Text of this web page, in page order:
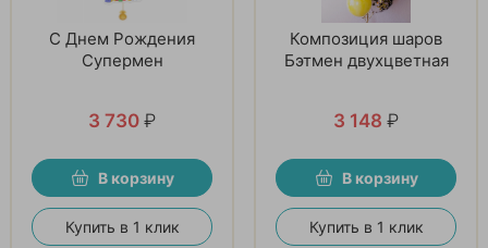
С Днем Рождения
Супермен
3 730 ₽
В корзину
Купить в 1 клик
Композиция шаров
Бэтмен двухцветная
3 148 ₽
В корзину
Купить в 1 клик